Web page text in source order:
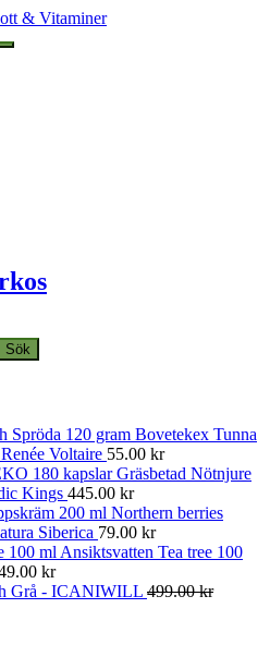
Sök
Bovetekex Tunna
Voltaire 55.00 kr
Gräsbetad Nötnjure
Kings 445.00 kr
Northern berries
Siberica 79.00 kr
Ansiktsvatten Tea tree 100
kr
Grå - ICANIWILL 499.00kr